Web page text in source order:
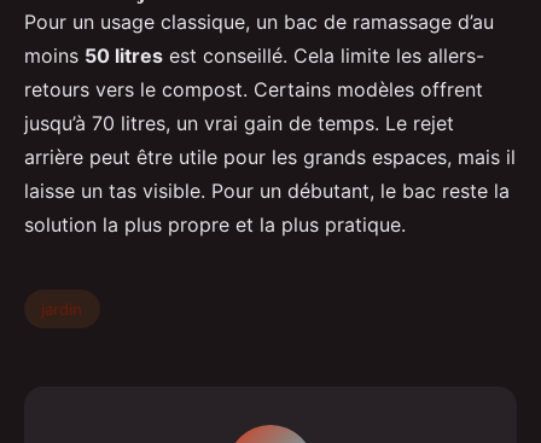
Pour un usage classique, un bac de ramassage d’au
moins 50 litres est conseillé. Cela limite les allers-
retours vers le compost. Certains modèles offrent
jusqu’à 70 litres, un vrai gain de temps. Le rejet
arrière peut être utile pour les grands espaces, mais il
laisse un tas visible. Pour un débutant, le bac reste la
solution la plus propre et la plus pratique.
jardin